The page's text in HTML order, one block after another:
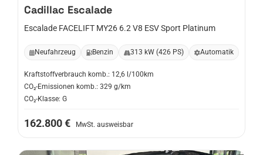
Cadillac Escalade
Escalade FACELIFT MY26 6.2 V8 ESV Sport Platinum
Neufahrzeug Benzin 313 kW (426 PS) Automatik
Kraftstoffverbrauch komb.: 12,6 l/100km
CO₂-Emissionen komb.: 329 g/km
CO₂-Klasse: G
162.800 € MwSt. ausweisbar